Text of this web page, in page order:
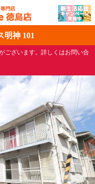
明神 101
ございます。詳しくはお問い合